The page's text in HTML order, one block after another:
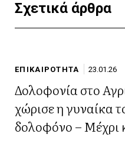
Σχετικά άρθρα
ΕΠΙΚΑΙΡΟΤΗΤΑ 23.01.26
Δολοφονία στο
χώρισε η γυναίκα
δολοφόνο – Μέχρι